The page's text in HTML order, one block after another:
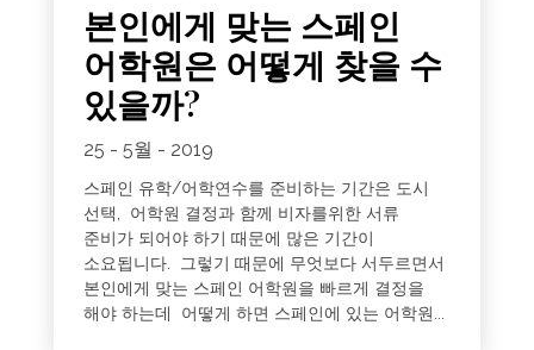
본인에게 맞는 스페인
어학원은 어떻게 찾을 수
있을까?
25 - 5월 - 2019
스페인 유학/어학연수를 준비하는 기간은 도시
선택, 어학원 결정과 함께 비자를위한 서류
준비가 되어야 하기 때문에 많은 기간이
소요됩니다. 그렇기 때문에 무엇보다 서두르면서
본인에게 맞는 스페인 어학원을 빠르게 결정을
해야 하는데 어떻게 하면 스페인에 있는 어학원...